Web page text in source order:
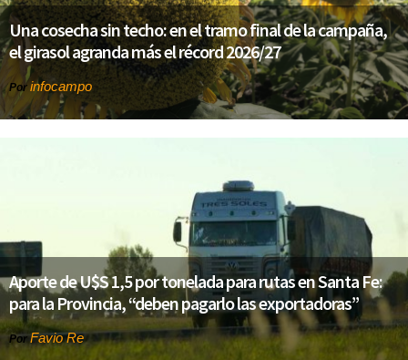
Una cosecha sin techo: en el tramo final de la campaña,
el girasol agranda más el récord 2026/27
Por infocampo
Aporte de U$S 1,5 por tonelada para rutas en Santa Fe:
para la Provincia, “deben pagarlo las exportadoras”
Por Favio Re